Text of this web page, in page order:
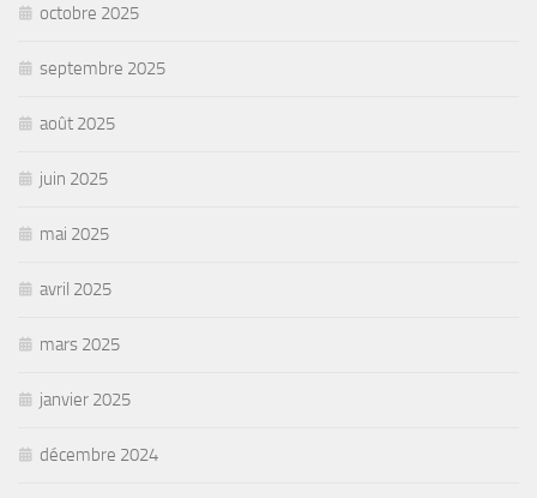
octobre 2025
septembre 2025
août 2025
juin 2025
mai 2025
avril 2025
mars 2025
janvier 2025
décembre 2024